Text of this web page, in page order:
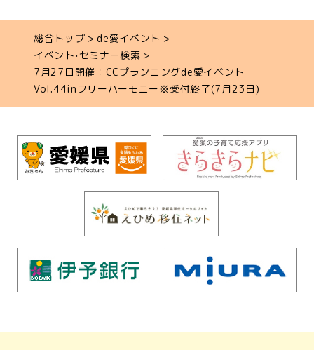
総合トップ
de愛イベント
イベント‧セミナー検索
7月27日開催：CCプランニングde愛イベント
Vol.44inフリーハーモニー※受付終了(7月23日)